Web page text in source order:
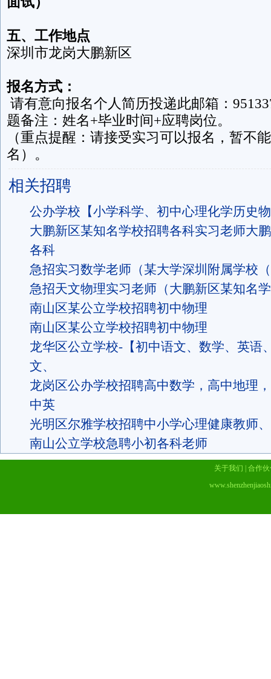
五、 工作地点
深圳市龙岗大鹏新区
报名方式：
请有意向报名个人简历投递此邮箱：
题备注：姓名+毕业时间+应聘岗位。
（重点提醒：请接受实习可以报名，暂不
名）。
相关招聘
公办学校【小学科学、初中心理化学历史
大鹏新区某知名学校招聘各科实习老师大
各科
急招实习数学老师（某大学深圳附属学校
急招天文物理实习老师（大鹏新区某知名
南山区某公立学校招聘初中物理
南山区某公立学校招聘初中物理
龙华区公立学校-【初中语文、数学、英语
文、
龙岗区公办学校招聘高中数学，高中地理
中英
光明区尔雅学校招聘中小学心理健康教师
南山公立学校急聘小初各科老师
关于我们
合作